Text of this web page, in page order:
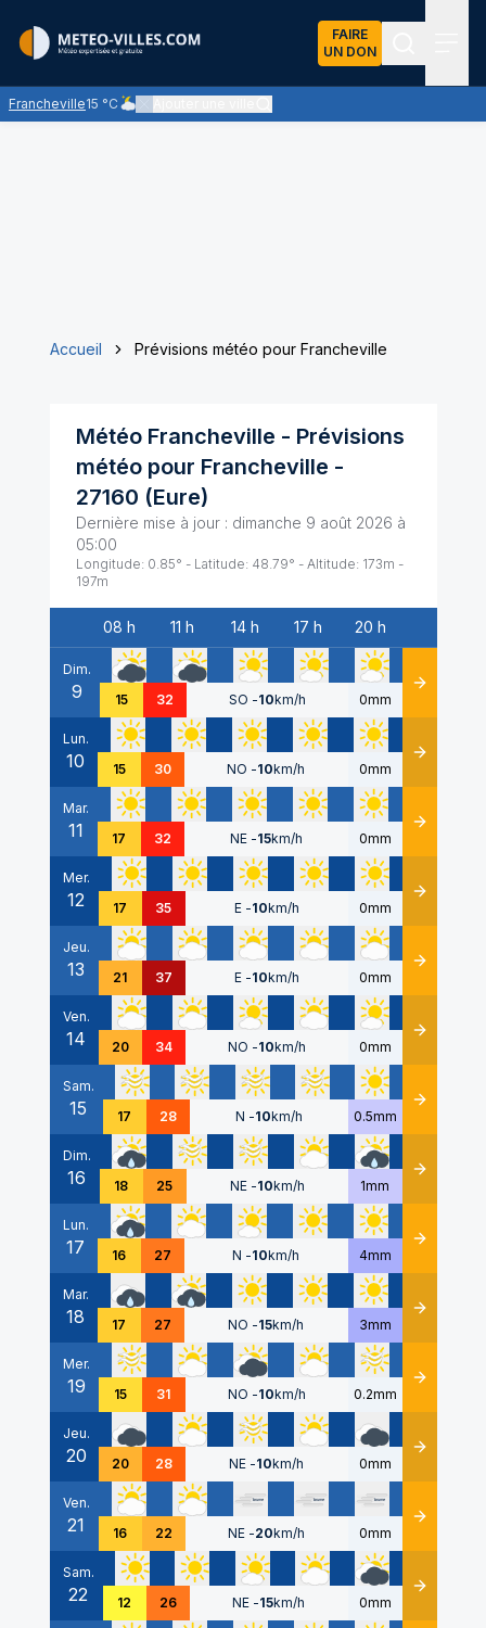
FAIRE
UN DON
Francheville15 °C
Ciel nuageux - les éclaircies et les nuages se partagent
Accueil Prévisions météo pour Francheville
Météo Francheville - Prévisions
météo pour Francheville -
27160 (Eure)
Dernière mise à jour : dimanche 9 août 2026 à
05:00
Longitude: 0.85° - Latitude: 48.79° - Altitude: 173m -
197m
Date
08 h 11 h 14 h 17 h 20 h
Dim.
9 15 32 SO -10km/h 0mm Détails
Lun.
10 15 30 NO -10km/h 0mm Détails
Mar.
11 17 32 NE -15km/h 0mm Détails
Mer.
12 17 35 E -10km/h 0mm Détails
Jeu.
13 21 37 E -10km/h 0mm Détails
Ven.
14 20 34 NO -10km/h 0mm Détails
Sam.
15 17 28 N -10km/h 0.5mm Détails
Dim.
16 18 25 NE -10km/h 1mm Détails
Lun.
17 16 27 N -10km/h 4mm Détails
Mar.
18 17 27 NO -15km/h 3mm Détails
Mer.
19 15 31 NO -10km/h 0.2mm Détails
Jeu.
20 20 28 NE -10km/h 0mm Détails
Ven.
21 16 22 NE -20km/h 0mm Détails
Sam.
22 12 26 NE -15km/h 0mm Détails